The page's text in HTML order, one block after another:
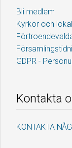
Bli medlem
Kyrkor och
GDPR -
Kontakta
KONTAKTA